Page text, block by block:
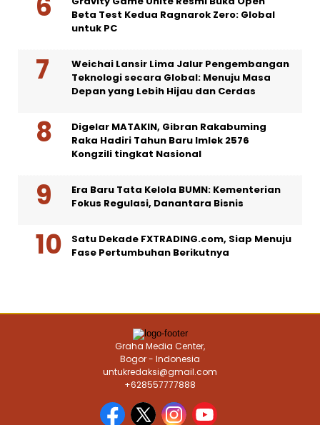
Beta Test Kedua Ragnarok Zero: Global
untuk PC
Weichai Lansir Lima Jalur Pengembangan
Teknologi secara Global: Menuju Masa
Depan yang Lebih Hijau dan Cerdas
Digelar MATAKIN, Gibran Rakabuming
Raka Hadiri Tahun Baru Imlek 2576
Kongzili tingkat Nasional
Era Baru Tata Kelola BUMN: Kementerian
Fokus Regulasi, Danantara Bisnis
Satu Dekade FXTRADING.com, Siap Menuju
Fase Pertumbuhan Berikutnya
Graha Media Center,
Bogor - Indonesia
untukredaksi@gmail.com
+628557777888